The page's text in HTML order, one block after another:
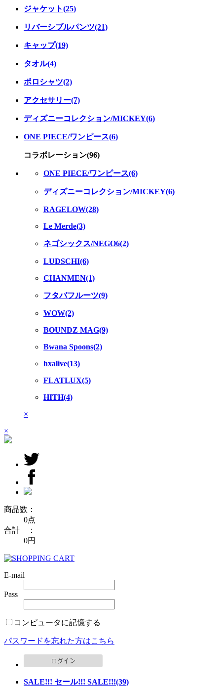
ジャケット(25)
リバーシブルパンツ(21)
キャップ(19)
タオル(4)
ポロシャツ(2)
アクセサリー(7)
ディズニーコレクション/MICKEY(6)
ONE PIECE/ワンピース(6)
コラボレーション(96)
ONE PIECE/ワンピース(6)
ディズニーコレクション/MICKEY(6)
RAGELOW(28)
Le Merde(3)
ネゴシックス/NEGO6(2)
LUDSCHI(6)
CHANMEN(1)
フタバフルーツ(9)
WOW(2)
BOUNDZ MAG(9)
Bwana Spoons(2)
hxalive(13)
FLATLUX(5)
HITH(4)
×
×
商品数：
0点
合計 ：
0円
E-mail
Pass
コンピュータに記憶する
パスワードを忘れた方はこちら
SALE!!! セール!!! SALE!!!(39)